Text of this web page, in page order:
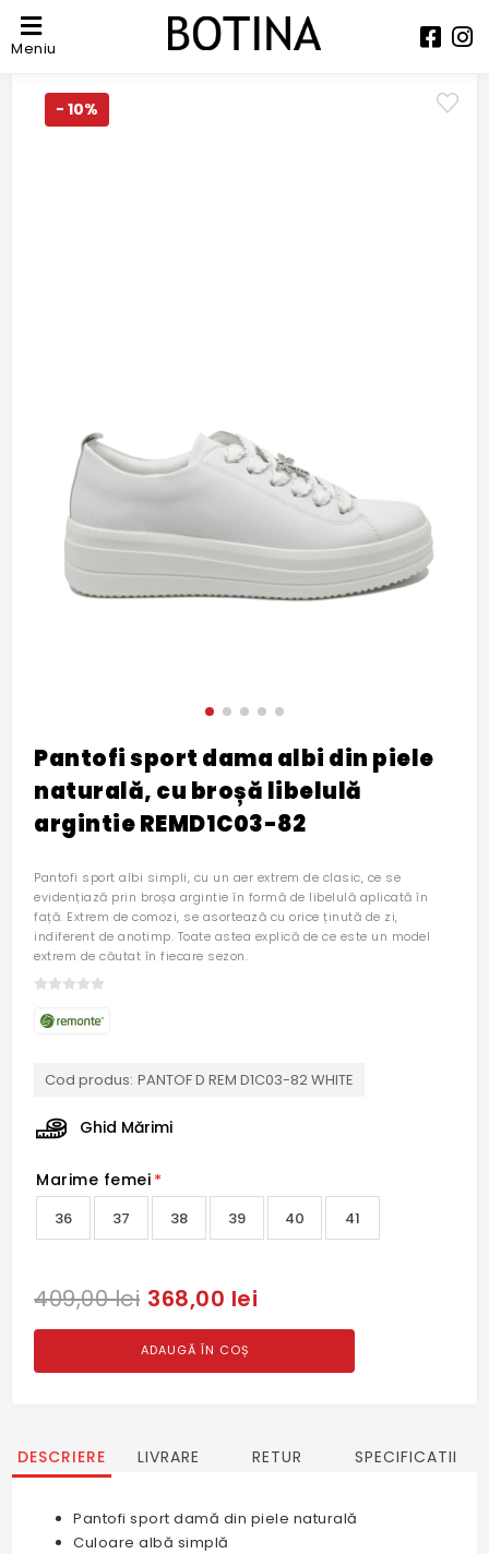
Meniu
- 10%
Pantofi sport dama albi din piele
naturală, cu broșă libelulă
argintie REMD1C03-82
Pantofi sport albi simpli, cu un aer extrem de clasic, ce se
evidențiază prin broșa argintie în formă de libelulă aplicată în
față. Extrem de comozi, se asortează cu orice ținută de zi,
indiferent de anotimp. Toate astea explică de ce este un model
extrem de căutat în fiecare sezon.
Cod produs: PANTOF D REM D1C03-82 WHITE
Ghid Mărimi
Marime femei *
36 37 38 39 40 41
409,00 lei 368,00 lei
ADAUGĂ ÎN COȘ
DESCRIERE LIVRARE RETUR SPECIFICATII
Pantofi sport damă din piele naturală
Culoare albă simplă